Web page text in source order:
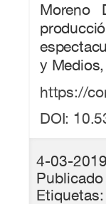
Moreno
y
https://
DOI:
4-03-2019
Publicado
Etiquetas: